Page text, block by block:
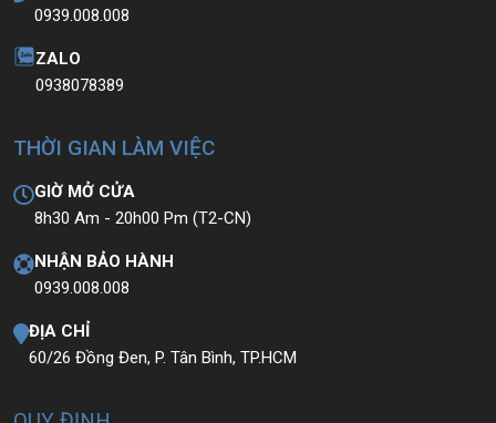
0939.008.008
ZALO
0938078389
THỜI GIAN LÀM VIỆC
GIỜ MỞ CỬA
8h30 Am - 20h00 Pm (T2-CN)
NHẬN BẢO HÀNH
0939.008.008
ĐỊA CHỈ
60/26 Đồng Đen, P. Tân Bình, TP.HCM